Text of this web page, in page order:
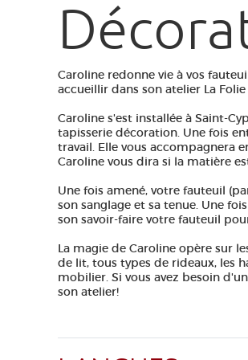
Caroline redonne vie à vos
accueillir dans son atelier La
Caroline s'est installée à Saint-
tapisserie décoration. Une fois
travail. Elle vous accompagnera
Caroline vous dira si la matière
Une fois amené, votre fauteuil
son sanglage et sa tenue. Une
son savoir-faire votre fauteuil
La magie de Caroline opère sur
de lit, tous types de rideaux, les
mobilier. Si vous avez besoin
son atelier!